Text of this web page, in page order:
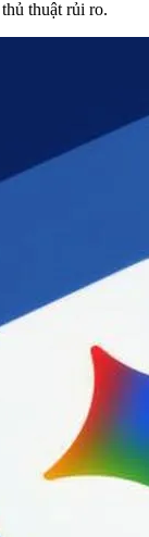
thuật rủi ro.